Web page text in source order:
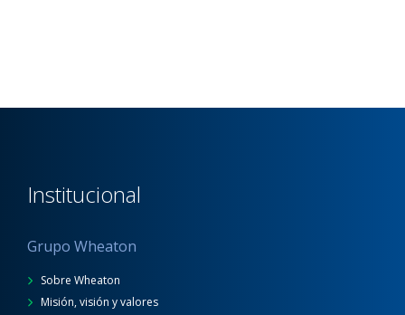
Institucional
Grupo Wheaton
Sobre Wheaton
Misión, visión y valores